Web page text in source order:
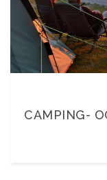
CAMPING-